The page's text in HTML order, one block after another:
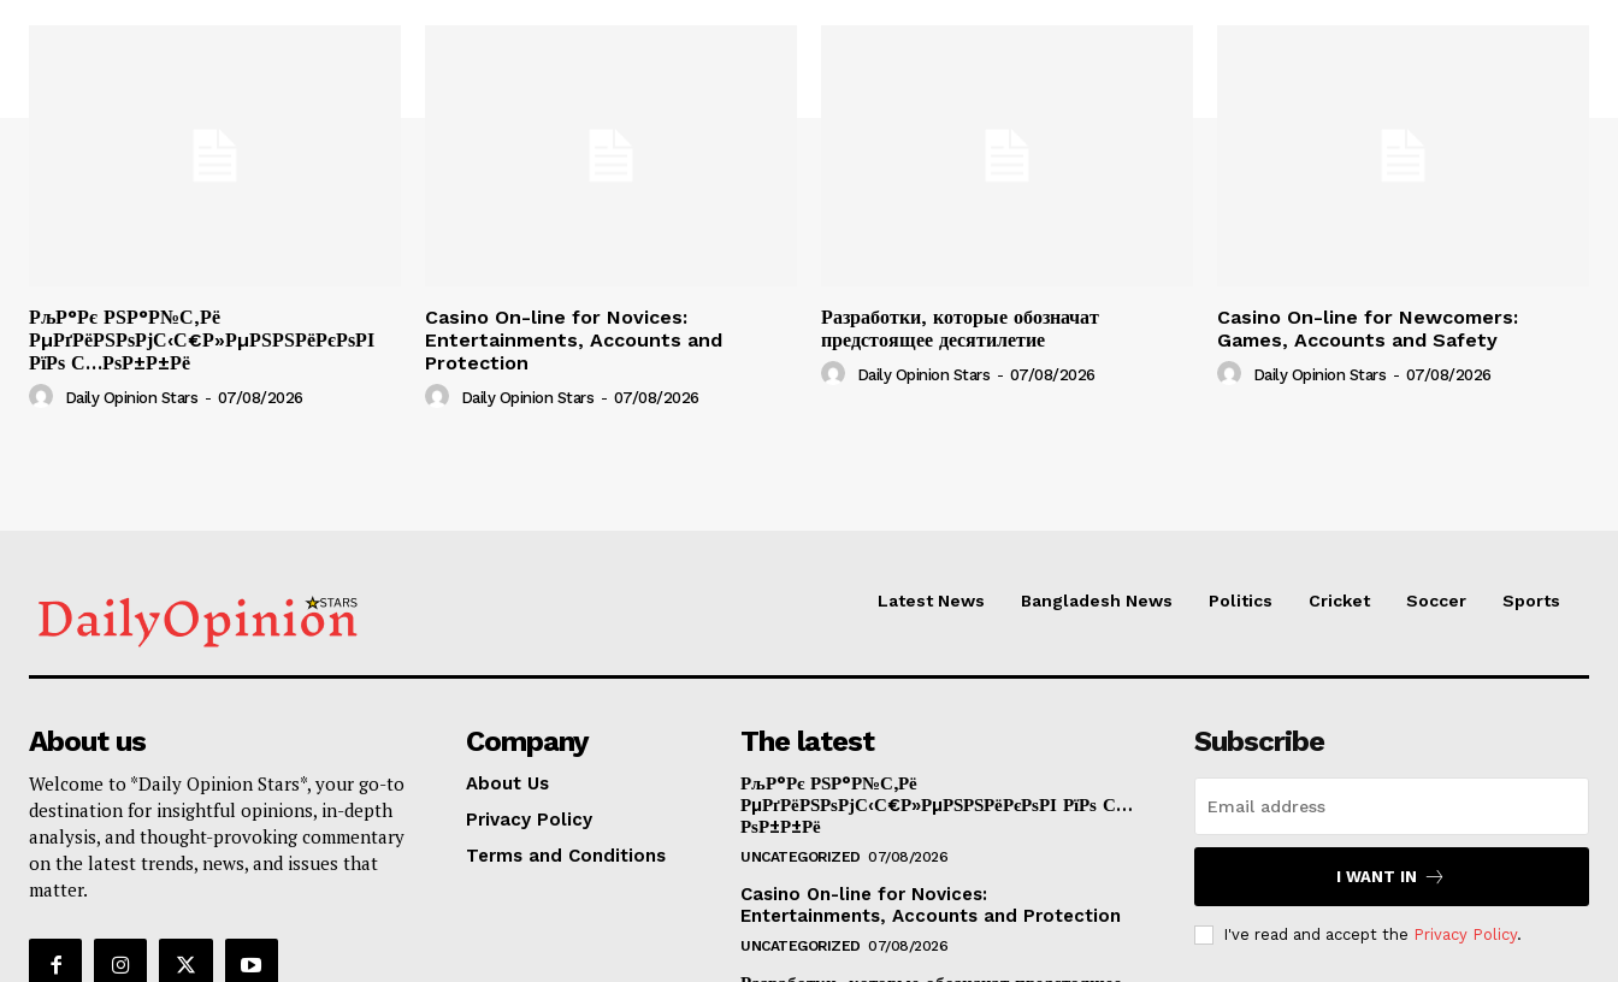
РљР°Рє РЅР°Р№С‚Рё
РµРґРёРЅРѕРјС‹С€Р»РµРЅРЅРёРєРѕРІ
РїРѕ С…РѕР±Р±Рё
Daily Opinion Stars - 07/08/2026
Casino On-line for Novices:
Entertainments, Accounts and
Protection
Daily Opinion Stars - 07/08/2026
Разработки, которые обозначат
предстоящее десятилетие
Daily Opinion Stars - 07/08/2026
Casino On-line for Newcomers:
Games, Accounts and Safety
Daily Opinion Stars - 07/08/2026
Latest News Bangladesh News Politics Cricket Soccer Sports
About us
Welcome to *Daily Opinion Stars*, your go-to
destination for insightful opinions, in-depth
analysis, and thought-provoking commentary
on the latest trends, news, and issues that
matter.
Company
About Us
Privacy Policy
Terms and Conditions
The latest
РљР°Рє РЅР°Р№С‚Рё
РµРґРёРЅРѕРјС‹С€Р»РµРЅРЅРёРєРѕРІ РїРѕ С…
РѕР±Р±Рё
UNCATEGORIZED 07/08/2026
Casino On-line for Novices:
Entertainments, Accounts and Protection
UNCATEGORIZED 07/08/2026
Subscribe
I WANT IN
I've read and accept the Privacy Policy.